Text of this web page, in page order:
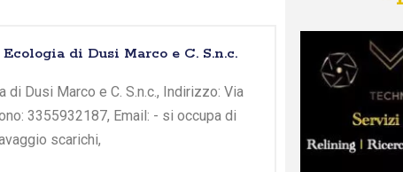
di Dusi Marco e C. S.n.c.
Dusi Marco e C. S.n.c., Indirizzo: Via
3355932187, Email: - si occupa di
scarichi,